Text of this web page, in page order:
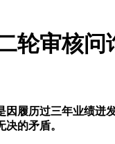
轮审核问
历过三年业绩迸发
的矛盾。